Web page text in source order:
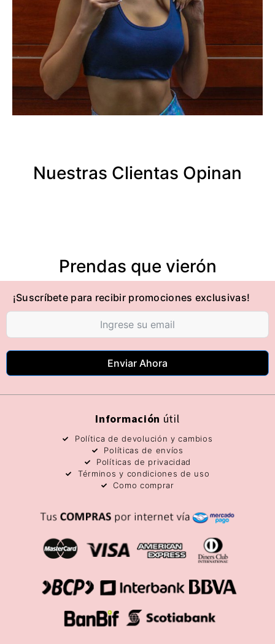
Nuestras Clientas Opinan
Prendas que vierón
¡Suscríbete para recibir promociones exclusivas!
Enviar Ahora
Información útil
Política de devolución y cambios
Políticas de envíos
Políticas de privacidad
Términos y condiciones de uso
Como comprar